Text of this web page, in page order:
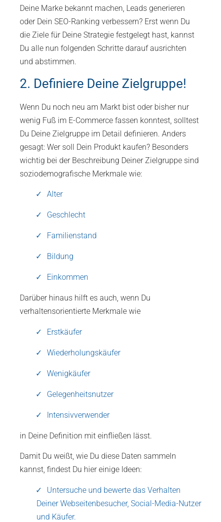
Deine Marke bekannt machen, Leads generieren
oder Dein SEO-Ranking verbessern? Erst wenn Du
die Ziele für Deine Strategie festgelegt hast, kannst
Du alle nun folgenden Schritte darauf ausrichten
und abstimmen.
2. Definiere Deine Zielgruppe!
Wenn Du noch neu am Markt bist oder bisher nur
wenig Fuß im E-Commerce fassen konntest, solltest
Du Deine Zielgruppe im Detail definieren. Anders
gesagt: Wer soll Dein Produkt kaufen? Besonders
wichtig bei der Beschreibung Deiner Zielgruppe sind
soziodemografische Merkmale wie:
Alter
Geschlecht
Familienstand
Bildung
Einkommen
Darüber hinaus hilft es auch, wenn Du
verhaltensorientierte Merkmale wie
Erstkäufer
Wiederholungskäufer
Wenigkäufer
Gelegenheitsnutzer
Intensivverwender
in Deine Definition mit einfließen lässt.
Damit Du weißt, wie Du diese Daten sammeln
kannst, findest Du hier einige Ideen:
Untersuche und bewerte das Verhalten
Deiner Webseitenbesucher, Social-Media-Nutzer
und Käufer.